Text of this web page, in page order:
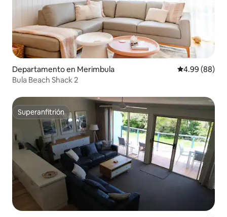
Departamento en Merimbula Calificación
4.99 (88)
Bula Beach Shack 2
Superanfitrión
Superanfitrión